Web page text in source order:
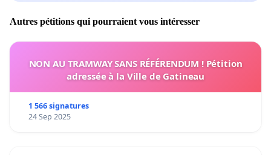
Autres pétitions qui pourraient vous intéresser
NON AU TRAMWAY SANS RÉFÉRENDUM ! Pétition
adressée à la Ville de Gatineau
1 566 signatures
24 Sep 2025